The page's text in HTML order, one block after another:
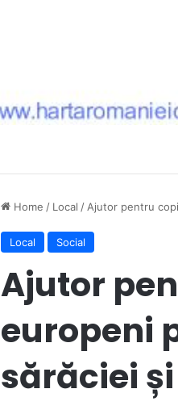
Home / Local / Ajutor pentru
Local Social
Ajutor
europeni
sărăciei